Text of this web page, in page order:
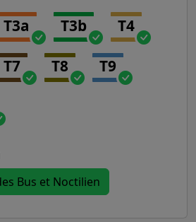
T3a T3b T4
T7 T8 T9
Bus et Noctilien